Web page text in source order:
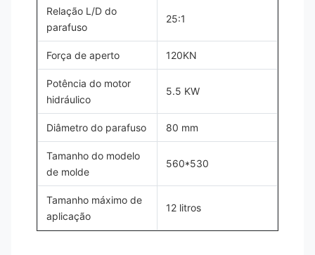
Relação L/D do
parafuso
25:1
Força de aperto 120KN
Potência do motor
hidráulico
5.5 KW
Diâmetro do parafuso 80 mm
Tamanho do modelo
de molde
560*530
Tamanho máximo de
aplicação
12 litros